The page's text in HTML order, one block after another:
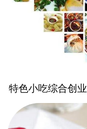
特色小吃综合创业